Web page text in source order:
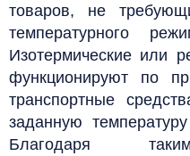
товаров, не
температурного
Изотермические или
функционируют по
транспортные
заданную
Благодаря